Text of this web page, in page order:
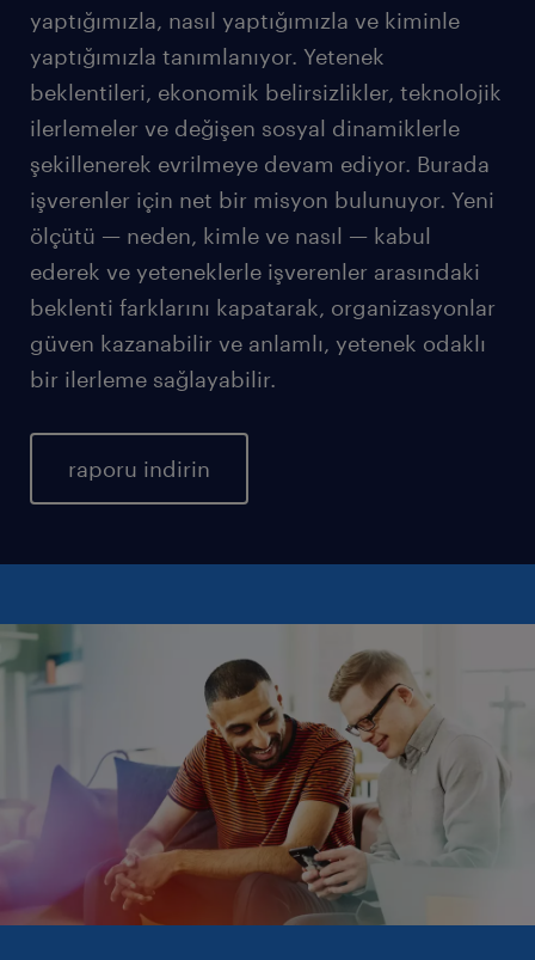
yaptığımızla, nasıl yaptığımızla ve kiminle
yaptığımızla tanımlanıyor. Yetenek
beklentileri, ekonomik belirsizlikler, teknolojik
ilerlemeler ve değişen sosyal dinamiklerle
şekillenerek evrilmeye devam ediyor. Burada
işverenler için net bir misyon bulunuyor. Yeni
ölçütü — neden, kimle ve nasıl — kabul
ederek ve yeteneklerle işverenler arasındaki
beklenti farklarını kapatarak, organizasyonlar
güven kazanabilir ve anlamlı, yetenek odaklı
bir ilerleme sağlayabilir.
raporu indirin